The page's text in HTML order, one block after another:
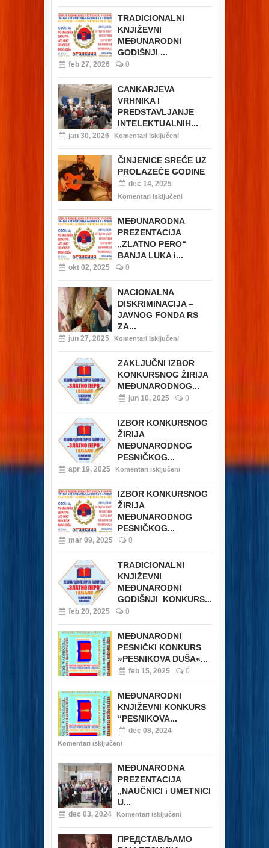
TRADICIONALNI
KNJIŽEVNI
MEĐUNARODNI
GODIŠNJI ...
feb 27, 2026 0
CANKARJEVA
VRHNIKA I
PREDSTAVLJANJE
INTELEKTUALNIH...
jan 30, 2026 Komentari isključeni
ČINJENICE SREĆE UZ
PROLAZEĆE GODINE
dec 14, 2025
Komentari isključeni
MEĐUNARODNA
PREZENTACIJA
„ZLATNO PERO“
BANJA LUKA i...
okt 02, 2025 0
NACIONALNA
DISKRIMINACIJA –
JAVNOG FONDA RS
ZA...
jun 27, 2025 Komentari isključeni
ZAKLJUČNI IZBOR
KONKURSNOG ŽIRIJA
MEĐUNARODNOG...
jun 10, 2025 0
IZBOR KONKURSNOG
ŽIRIJA
MEĐUNARODNOG
PESNIČKOG...
apr 19, 2025 Komentari isključeni
IZBOR KONKURSNOG
ŽIRIJA
MEĐUNARODNOG
PESNIČKOG...
mar 09, 2025 0
TRADICIONALNI
KNJIŽEVNI
MEĐUNARODNI
GODIŠNJI KONKURS...
feb 20, 2025 0
MEĐUNARODNI
PESNIČKI KONKURS
»PESNIKOVA DUŠA«...
feb 15, 2025 0
MEĐUNARODNI
KNJIŽEVNI KONKURS
“PESNIKOVA...
dec 08, 2024
Komentari isključeni
MEĐUNARODNA
PREZENTACIJA
„NAUČNICI i UMETNICI
U...
dec 03, 2024 Komentari isključeni
ПРЕДСТАВЉАМО